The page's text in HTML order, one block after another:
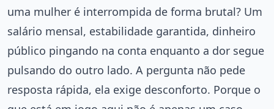
uma mulher é interrompida de forma brutal? Um
salário mensal, estabilidade garantida, dinheiro
público pingando na conta enquanto a dor segue
pulsando do outro lado. A pergunta não pede
resposta rápida, ela exige desconforto. Porque o